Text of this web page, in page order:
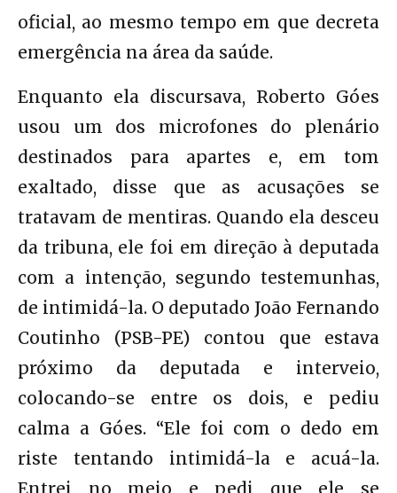
oficial, ao mesmo tempo em que decreta
emergência na área da saúde.
Enquanto ela discursava, Roberto Góes
usou um dos microfones do plenário
destinados para apartes e, em tom
exaltado, disse que as acusações se
tratavam de mentiras. Quando ela desceu
da tribuna, ele foi em direção à deputada
com a intenção, segundo testemunhas,
de intimidá-la. O deputado João Fernando
Coutinho (PSB-PE) contou que estava
próximo da deputada e interveio,
colocando-se entre os dois, e pediu
calma a Góes. “Ele foi com o dedo em
riste tentando intimidá-la e acuá-la.
Entrei no meio e pedi que ele se